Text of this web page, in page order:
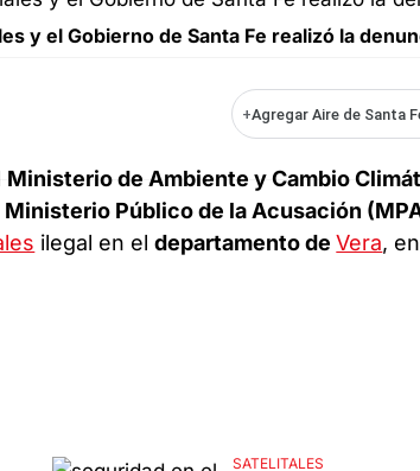
y el Gobierno de Santa Fe realizó la
+Agregar Aire de Santa
Ministerio de Ambiente y Cambio
Ministerio Público de la Acusación
ilegal en eldepartamento deVera,
SATELITALES